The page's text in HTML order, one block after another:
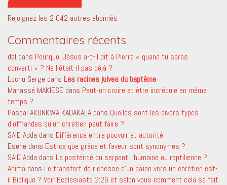
Rejoignez les 2 042 autres abonnés
Commentaires récents
del dans Pourquoi Jésus a-t-il dit à Pierre « quand tu seras
converti » ? Ne l’était-il pas déjà ?
Lochu Serge dans Les racines juives du baptême
Manassé MAKIESE dans Peut-on croire et être incrédule en même
temps ?
Pascal AKONKWA KADAKALA dans Quelles sont les divers types
d’offrandes qu’un chrétien peut faire ?
SAID Adda dans Différence entre pouvoir et autorité
Esehe dans Est-ce que grâce et faveur sont synonymes ?
SAID Adda dans La postérité du serpent ; humaine ou reptilienne ?
Ahima dans Le transfert de richesse d’un païen vers un chrétien est-
il Biblique ? Voir Ecclesiaste 2:26 et selon vous comment cela se fait